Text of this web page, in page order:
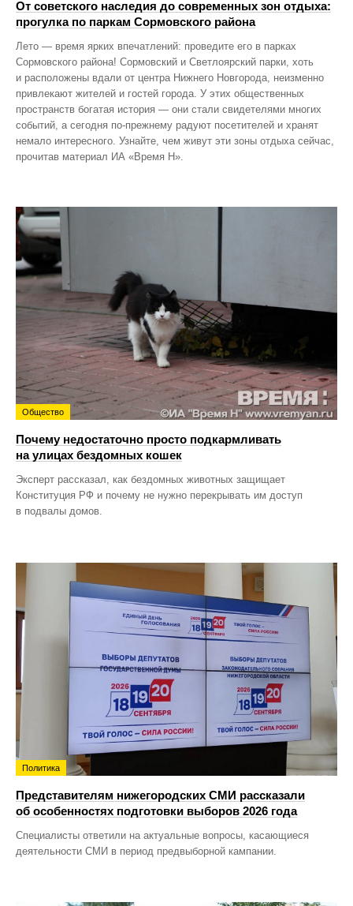
От советского наследия до современных зон отдыха:
прогулка по паркам Сормовского района
Лето — время ярких впечатлений: проведите его в парках
Сормовского района! Сормовский и Светлоярский парки, хоть
и расположены вдали от центра Нижнего Новгорода, неизменно
привлекают жителей и гостей города. У этих общественных
пространств богатая история — они стали свидетелями многих
событий, а сегодня по‑прежнему радуют посетителей и хранят
немало интересного. Узнайте, чем живут эти зоны отдыха сейчас,
прочитав материал ИА «Время Н».
Общество
Почему недостаточно просто подкармливать
на улицах бездомных кошек
Эксперт рассказал, как бездомных животных защищает
Конституция РФ и почему не нужно перекрывать им доступ
в подвалы домов.
Политика
Представителям нижегородских СМИ рассказали
об особенностях подготовки выборов 2026 года
Специалисты ответили на актуальные вопросы, касающиеся
деятельности СМИ в период предвыборной кампании.